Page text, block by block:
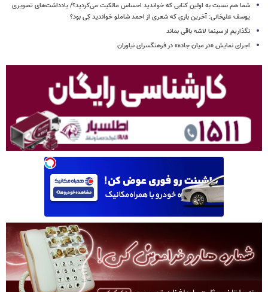
شما هم نسبت به اولین کتابی که خواندید احساس مالکیت می‌کردید؟/ یادداشت‌های تصویری
یوسف علیخانی: آخرین باری که شعری از احمد شاملو خواندید کِی بود؟
نگذاریم از سینما لاشه باقی بماند
اجرای نمایش «در میان جاده» در فرهنگسرای نیاوران